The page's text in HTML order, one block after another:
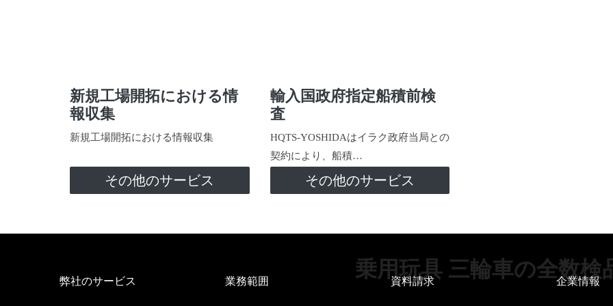
新規工場開拓における情
報収集
新規工場開拓における情報収集
その他のサービス
輸入国政府指定船積前検
査
HQTS-YOSHIDAはイラク政府当局との
契約により、船積…
その他のサービス
乗用玩具 三輪車の全数検
弊社のサービス 業務範囲 資料請求 企業情報